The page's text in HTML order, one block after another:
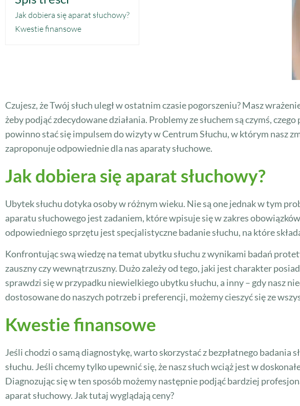
Jak dobiera się aparat słuchowy?
Kwestie finansowe
Czujesz, że Twój słuch uległ w ostatnim czasie pogorszeniu? Masz
żeby podjąć zdecydowane działania. Problemy ze słuchem są czymś,
powinno stać się impulsem do wizyty w Centrum Słuchu, w którym nasz
zaproponuje odpowiednie dla nas aparaty słuchowe.
Jak dobiera się aparat słuchowy?
Ubytek słuchu dotyka osoby w różnym wieku. Nie są one jednak w tym
aparatu słuchowego jest zadaniem, które wpisuje się w zakres
odpowiedniego sprzętu jest specjalistyczne badanie słuchu, na które
Konfrontując swą wiedzę na temat ubytku słuchu z wynikami badań
zauszny czy wewnątrzuszny. Dużo zależy od tego, jaki jest charakter
sprawdzi się w przypadku niewielkiego ubytku słuchu, a inny – gdy nasz
dostosowane do naszych potrzeb i preferencji, możemy cieszyć się ze
Kwestie finansowe
Jeśli chodzi o samą diagnostykę, warto skorzystać z bezpłatnego badania
słuchu. Jeśli chcemy tylko upewnić się, że nasz słuch wciąż jest w
Diagnozując się w ten sposób możemy następnie podjąć bardziej
aparat słuchowy. Jak tutaj wyglądają ceny?